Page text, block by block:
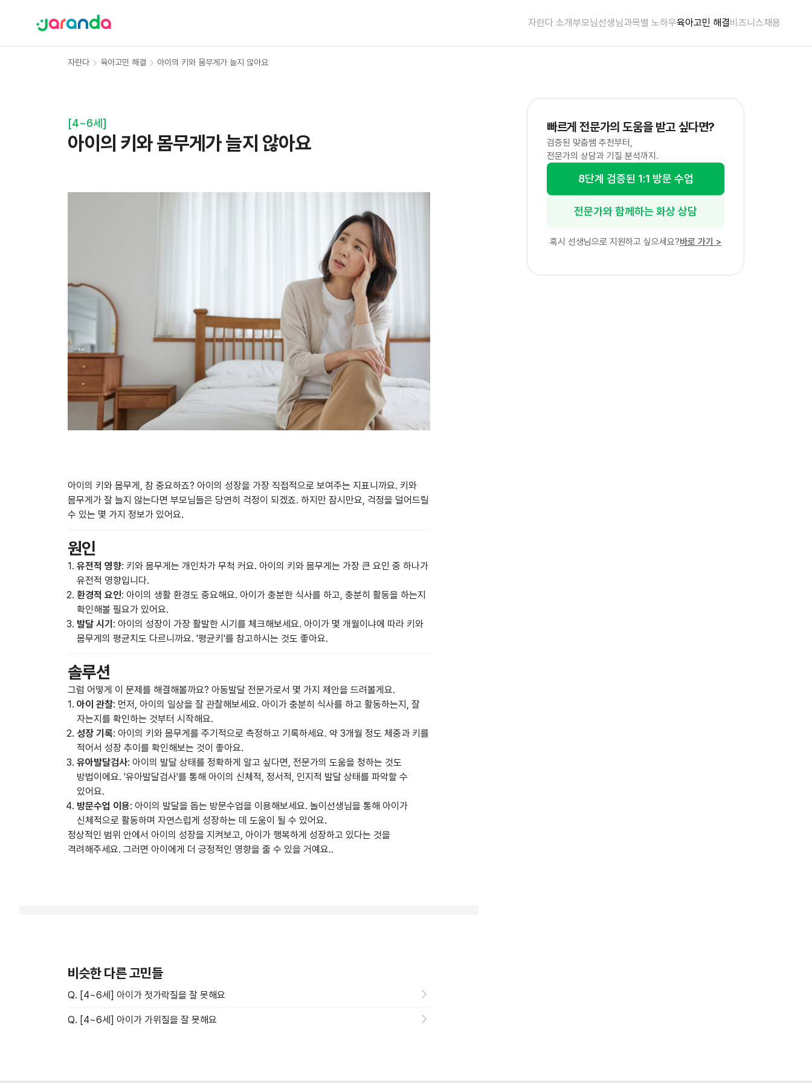
자란다 소개부모님선생님과목별 노하우육아고민 해결비즈니스채용
자란다 육아고민 해결 아이의 키와 몸무게가 늘지 않아요
[4~6세 ]
아이의 키와 몸무게가 늘지 않아요
아이의 키와 몸무게, 참 중요하죠? 아이의 성장을 가장 직접적으로 보여주는 지표니까요. 키와
몸무게가 잘 늘지 않는다면 부모님들은 당연히 걱정이 되겠죠. 하지만 잠시만요, 걱정을 덜어드릴
수 있는 몇 가지 정보가 있어요.
원인
유전적 영향: 키와 몸무게는 개인차가 무척 커요. 아이의 키와 몸무게는 가장 큰 요인 중 하나가
유전적 영향입니다.
환경적 요인: 아이의 생활 환경도 중요해요. 아이가 충분한 식사를 하고, 충분히 활동을 하는지
확인해볼 필요가 있어요.
발달 시기 : 아이의 성장이 가장 활발한 시기를 체크해보세요. 아이가 몇 개월이냐에 따라 키와
몸무게의 평균치도 다르니까요. '평균키'를 참고하시는 것도 좋아요.
솔루션
그럼 어떻게 이 문제를 해결해볼까요? 아동발달 전문가로서 몇 가지 제안을 드려볼게요.
아이 관찰: 먼저, 아이의 일상을 잘 관찰해보세요. 아이가 충분히 식사를 하고 활동하는지, 잘
자는지를 확인하는 것부터 시작해요.
성장 기록: 아이의 키와 몸무게를 주기적으로 측정하고 기록하세요. 약 3개월 정도 체중과 키를
적어서 성장 추이를 확인해보는 것이 좋아요.
유아발달검사: 아이의 발달 상태를 정확하게 알고 싶다면, 전문가의 도움을 청하는 것도
방법이에요. '유아발달검사'를 통해 아이의 신체적, 정서적, 인지적 발달 상태를 파악할 수
있어요.
방문수업 이용: 아이의 발달을 돕는 방문수업을 이용해보세요. 놀이선생님을 통해 아이가
신체적으로 활동하며 자연스럽게 성장하는 데 도움이 될 수 있어요.
정상적인 범위 안에서 아이의 성장을 지켜보고, 아이가 행복하게 성장하고 있다는 것을
격려해주세요. 그러면 아이에게 더 긍정적인 영향을 줄 수 있을 거예요..
비슷한 다른 고민들
Q. [4~6세] 아이가 젓가락질을 잘 못해요
Q. [4~6세] 아이가 가위질을 잘 못해요
빠르게 전문가의 도움을 받고 싶다면?
검증된 맞춤쌤 추천부터,
전문가의 상담과 기질 분석까지.
8단계 검증된 1:1 방문 수업
전문가와 함께하는 화상 상담
혹시 선생님으로 지원하고 싶으세요?바로 가기 >